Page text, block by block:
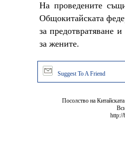
На проведените
Общокитайската
за предотвратяване
за жените.
Suggest To A Friend
Посолство на
http://